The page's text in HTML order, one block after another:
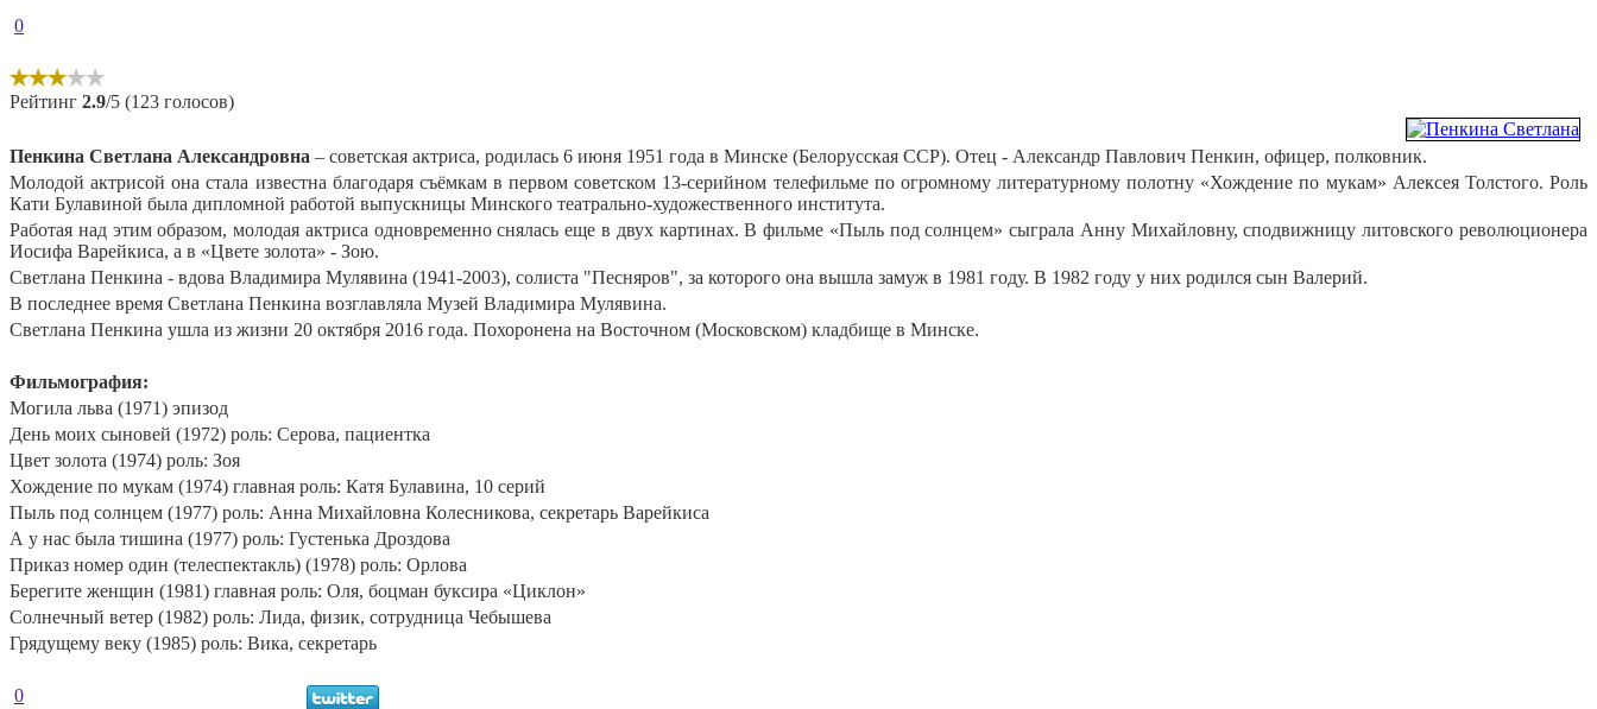
0
Рейтинг 2.9/5 (123 голосов)
Пенкина Светлана Александровна – советская актриса, родилась 6 июня 1951 года в Минске (Белорусская ССР). Отец - Александр Павлович Пенкин, офицер, полковник.
Молодой актрисой она стала известна благодаря съёмкам в первом советском 13-серийном телефильме по огромному литературному полотну «Хождение по мукам» Алексея Толстого. Роль
Кати Булавиной была дипломной работой выпускницы Минского театрально-художественного института.
Работая над этим образом, молодая актриса одновременно снялась еще в двух картинах. В фильме «Пыль под солнцем» сыграла Анну Михайловну, сподвижницу литовского революционера
Иосифа Варейкиса, а в «Цвете золота» - Зою.
Светлана Пенкина - вдова Владимира Мулявина (1941-2003), солиста "Песняров", за которого она вышла замуж в 1981 году. В 1982 году у них родился сын Валерий.
В последнее время Светлана Пенкина возглавляла Музей Владимира Мулявина.
Светлана Пенкина ушла из жизни 20 октября 2016 года. Похоронена на Восточном (Московском) кладбище в Минске.
Фильмография:
Могила льва (1971) эпизод
День моих сыновей (1972) роль: Серова, пациентка
Цвет золота (1974) роль: Зоя
Хождение по мукам (1974) главная роль: Катя Булавина, 10 серий
Пыль под солнцем (1977) роль: Анна Михайловна Колесникова, секретарь Варейкиса
А у нас была тишина (1977) роль: Густенька Дроздова
Приказ номер один (телеспектакль) (1978) роль: Орлова
Берегите женщин (1981) главная роль: Оля, боцман буксира «Циклон»
Солнечный ветер (1982) роль: Лида, физик, сотрудница Чебышева
Грядущему веку (1985) роль: Вика, секретарь
0